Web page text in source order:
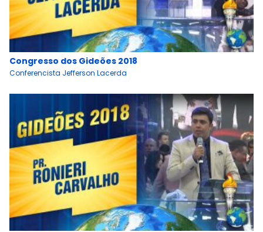
Congresso dos Gideões 2018
Conferencista Jefferson Lacerda